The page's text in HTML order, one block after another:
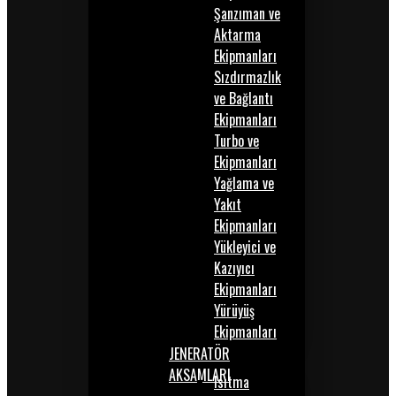
Şanzıman ve
Aktarma
Ekipmanları
Sızdırmazlık
ve Bağlantı
Ekipmanları
Turbo ve
Ekipmanları
Yağlama ve
Yakıt
Ekipmanları
Yükleyici ve
Kazıyıcı
Ekipmanları
Yürüyüş
Ekipmanları
JENERATÖR
AKSAMLARIIsıtma